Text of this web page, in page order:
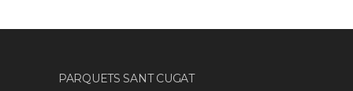
PARQUETS SANT CUGAT